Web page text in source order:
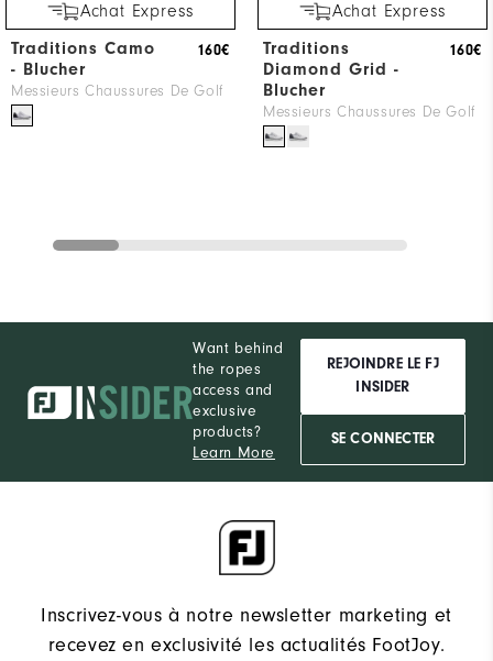
Achat Express
Traditions Camo
- Blucher
Messieurs Chaussures De Golf
160€
Achat Express
Traditions
Diamond Grid -
Blucher
Messieurs Chaussures De Golf
160€
Want behind
the ropes
access and
exclusive
products?
Learn More
REJOINDRE LE FJ
INSIDER
SE CONNECTER
Inscrivez-vous à notre newsletter marketing et
recevez en exclusivité les actualités FootJoy.